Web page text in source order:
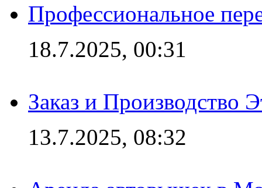
Профессиональное
18.7.2025, 00:31
Заказ и Производство
13.7.2025, 08:32